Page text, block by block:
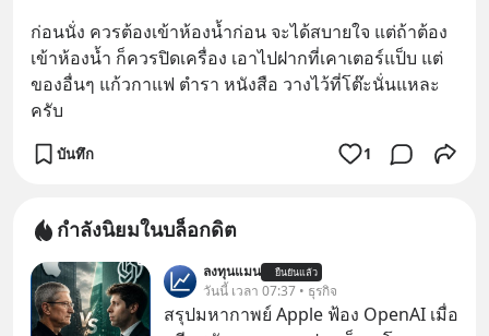
ก่อนนั่ง ควรต้องเข้าห้องน้ำก่อน จะได้สบายใจ แต่ถ้าต้อง
เข้าห้องน้ำ ก็ควรปิดเครื่อง เอาไปฝากที่เคาเตอร์แป็บ แต่
ของอื่นๆ แก้วกาแฟ ตำรา หนังสือ วางไว้ที่โต๊ะนั่นแหละ
ครับ
บันทึก 1
กำลังนิยมในบล็อกดิต
ลงทุนแมน ยืนยันแล้ว
วันนี้ เวลา 07:37 • ธุรกิจ
สรุปมหากาพย์ Apple ฟ้อง OpenAI เมื่อ